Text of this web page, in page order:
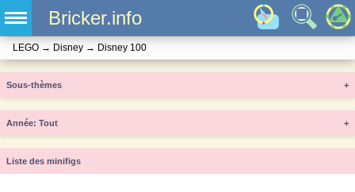
Bricker.info
LEGO → Disney → Disney 100
Sous-thèmes +
Année +
Liste des minifigs